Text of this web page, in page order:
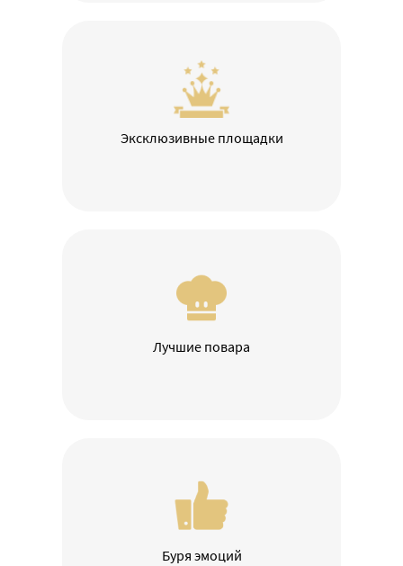
Эксклюзивные площадки
Лучшие повара
Буря эмоций